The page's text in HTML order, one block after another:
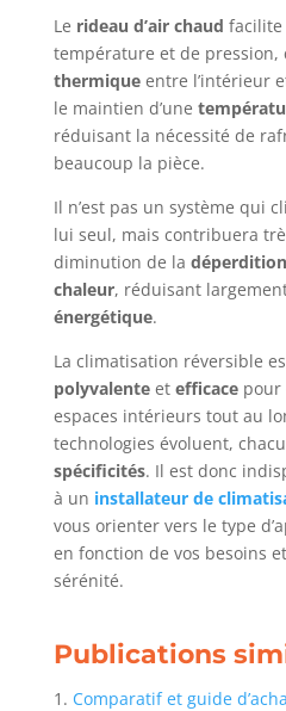
Le rideau d’air chaud facilite
température et de pression,
thermiqueentre l’intérieur
le maintien d’une
réduisant la nécessité de
beaucoup la pièce.
Il n’est pas un système qui
lui seul, mais contribuera
diminution de la
chaleur, réduisant
énergétique.
La climatisation réversible
polyvalenteet efficacepour
espaces intérieurs tout au
technologies évoluent,
spécificités. Il est donc
à un installateur de
vous orienter vers le type
en fonction de vos besoins
sérénité.
Publications
Comparatif et guide